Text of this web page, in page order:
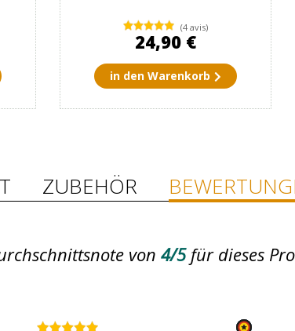
(4 avis)
24,90 €
in den Warenkorb
ZUBEHÖR
von 4/5 für dieses